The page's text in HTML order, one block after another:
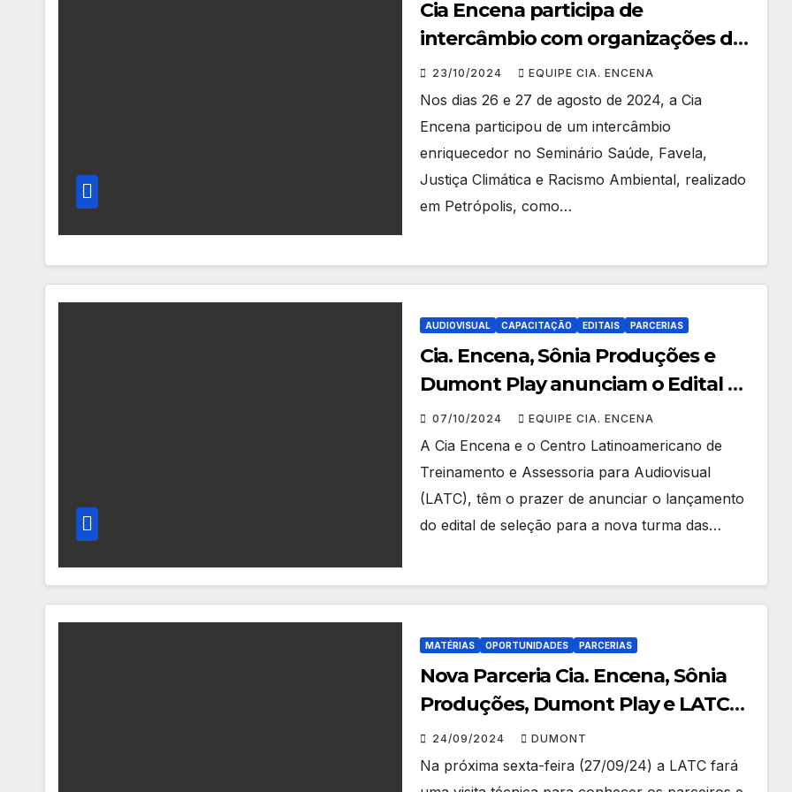
Cia Encena participa de
intercâmbio com organizações da
Rede 146xFavela em evento
coordenado pela Fiocruz
23/10/2024 EQUIPE CIA. ENCENA
Nos dias 26 e 27 de agosto de 2024, a Cia
Encena participou de um intercâmbio
enriquecedor no Seminário Saúde, Favela,
Justiça Climática e Racismo Ambiental, realizado
em Petrópolis, como…
AUDIOVISUAL CAPACITAÇÃO EDITAIS PARCERIAS
Cia. Encena, Sônia Produções e
Dumont Play anunciam o Edital de
Chamada: Oficinas de Cinema –
FAZENDO MEU PRIMEIRO FILME
07/10/2024 EQUIPE CIA. ENCENA
A Cia Encena e o Centro Latinoamericano de
Treinamento e Assessoria para Audiovisual
(LATC), têm o prazer de anunciar o lançamento
do edital de seleção para a nova turma das…
MATÉRIAS OPORTUNIDADES PARCERIAS
Nova Parceria Cia. Encena, Sônia
Produções, Dumont Play e LATC
Impulsiona a Formação
Audiovisual em Nova Iguaçu
24/09/2024 DUMONT
Na próxima sexta-feira (27/09/24) a LATC fará